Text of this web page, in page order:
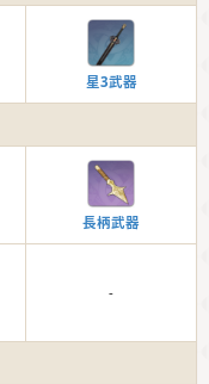
星3武器
長柄武器
-